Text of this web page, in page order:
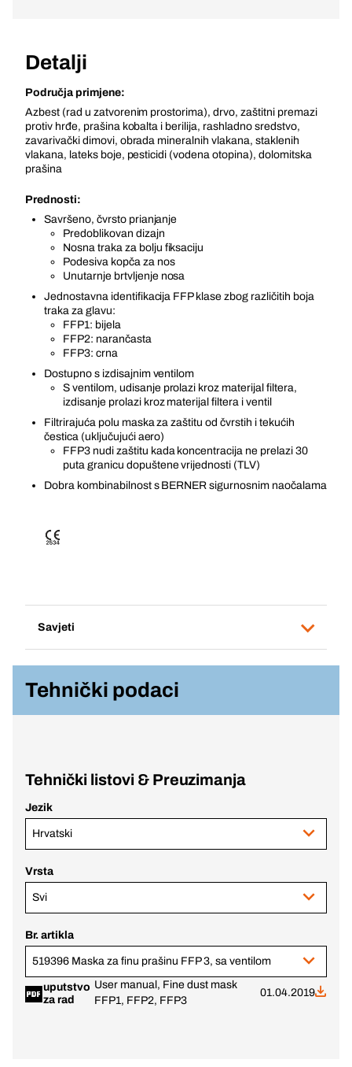
Detalji
Područja primjene:
Azbest (rad u zatvorenim prostorima), drvo, zaštitni premazi
protiv hrđe, prašina kobalta i berilija, rashladno sredstvo,
zavarivački dimovi, obrada mineralnih vlakana, staklenih
vlakana, lateks boje, pesticidi (vodena otopina), dolomitska
prašina
Prednosti:
Savršeno, čvrsto prianjanje
Predoblikovan dizajn
Nosna traka za bolju fiksaciju
Podesiva kopča za nos
Unutarnje brtvljenje nosa
Jednostavna identifikacija FFP klase zbog različitih boja
traka za glavu:
FFP1: bijela
FFP2: narančasta
FFP3: crna
Dostupno s izdisajnim ventilom
S ventilom, udisanje prolazi kroz materijal filtera,
izdisanje prolazi kroz materijal filtera i ventil
Filtrirajuća polu maska za zaštitu od čvrstih i tekućih
čestica (uključujući aero)
FFP3 nudi zaštitu kada koncentracija ne prelazi 30
puta granicu dopuštene vrijednosti (TLV)
Dobra kombinabilnost s BERNER sigurnosnim naočalama
Savjeti
Tehnički podaci
Tehnički listovi & Preuzimanja
Jezik
Hrvatski
Vrsta
Svi
Br. artikla
519396 Maska za finu prašinu FFP 3, sa ventilom
uputstvo
za rad
User manual, Fine dust mask
FFP1, FFP2, FFP3
01.04.2019